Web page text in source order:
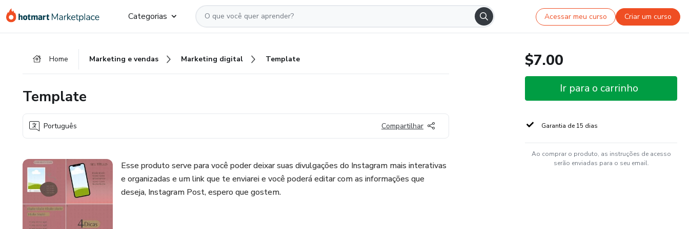
para
para
para
Categorias Acessar meu curso Criar um curso
Home Marketing e vendas Marketing digital Template
Template
Português Compartilhar
Esse produto serve para você poder deixar suas divulgações do Instagram mais interativas
e organizadas e um link que te enviarei e você poderá editar com as informações que
deseja, Instagram Post, espero que gostem.
$7.00
Ir para o carrinho
Garantia de 15 dias
Ao comprar o produto, as instruções de acesso
serão enviadas para o seu email.